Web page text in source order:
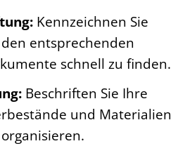
Kennzeichnen Sie
entsprechenden
schnell zu finden.
Beschriften Sie Ihre
und Materialien